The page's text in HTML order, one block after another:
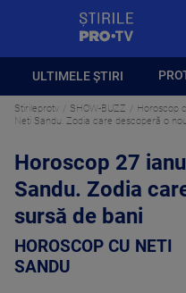
ULTIMELE ȘTIRI
Stirileprotv SHOW-BUZZ Horoscop
Neti Sandu. Zodia care descoperă o
Horoscop 27
Sandu. Zodia
sursă de bani
HOROSCOP CU NETI
SANDU